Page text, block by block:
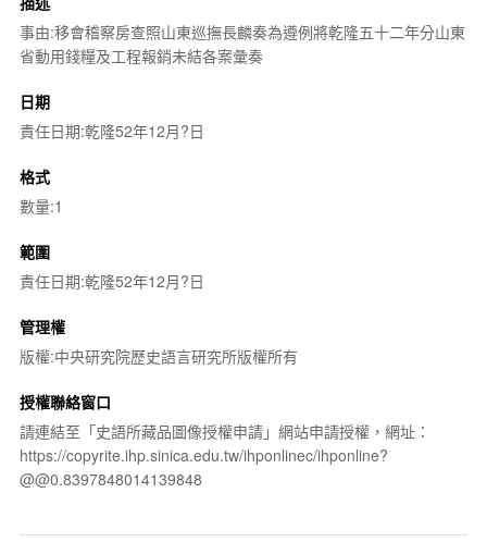
事由:移會稽察房查照山東巡撫長麟奏為遵例將乾隆五十二年分山東
省動用錢糧及工程報銷未結各案彙奏
日期
責任日期:乾隆52年12月?日
格式
數量:1
範圍
責任日期:乾隆52年12月?日
管理權
版權:中央研究院歷史語言研究所版權所有
授權聯絡窗口
請連結至「史語所藏品圖像授權申請」網站申請授權，網址：
https://copyrite.ihp.sinica.edu.tw/ihponlinec/ihponline?
@@0.8397848014139848